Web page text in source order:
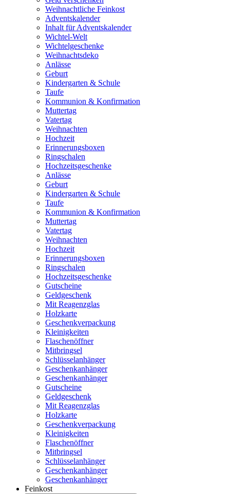
Weihnachtliche Feinkost
Adventskalender
Inhalt für Adventskalender
Wichtel-Welt
Wichtelgeschenke
Weihnachtsdeko
Anlässe
Geburt
Kindergarten & Schule
Taufe
Kommunion & Konfirmation
Muttertag
Vatertag
Weihnachten
Hochzeit
Erinnerungsboxen
Ringschalen
Hochzeitsgeschenke
Anlässe
Geburt
Kindergarten & Schule
Taufe
Kommunion & Konfirmation
Muttertag
Vatertag
Weihnachten
Hochzeit
Erinnerungsboxen
Ringschalen
Hochzeitsgeschenke
Gutscheine
Geldgeschenk
Mit Reagenzglas
Holzkarte
Geschenkverpackung
Kleinigkeiten
Flaschenöffner
Mitbringsel
Schlüsselanhänger
Geschenkanhänger
Geschenkanhänger
Gutscheine
Geldgeschenk
Mit Reagenzglas
Holzkarte
Geschenkverpackung
Kleinigkeiten
Flaschenöffner
Mitbringsel
Schlüsselanhänger
Geschenkanhänger
Geschenkanhänger
Feinkost